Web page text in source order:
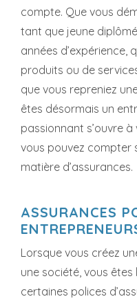
compte. Que vous
tant que jeune
années d’expérience,
produits ou de
que vous repreniez
êtes désormais un
passionnant s’ouvre
vous pouvez compter
matière d’assurances.
ASSURANCES
Lorsque vous créez
une société, vous
certaines polices